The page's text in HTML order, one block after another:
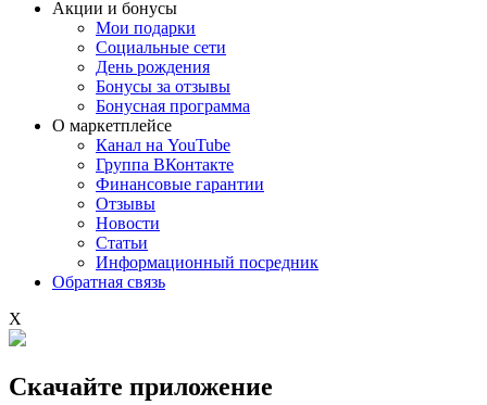
Акции и бонусы
Мои подарки
Социальные сети
День рождения
Бонусы за отзывы
Бонусная программа
О маркетплейсе
Канал на YouTube
Группа ВКонтакте
Финансовые гарантии
Отзывы
Новости
Статьи
Информационный посредник
Обратная связь
X
Скачайте приложение